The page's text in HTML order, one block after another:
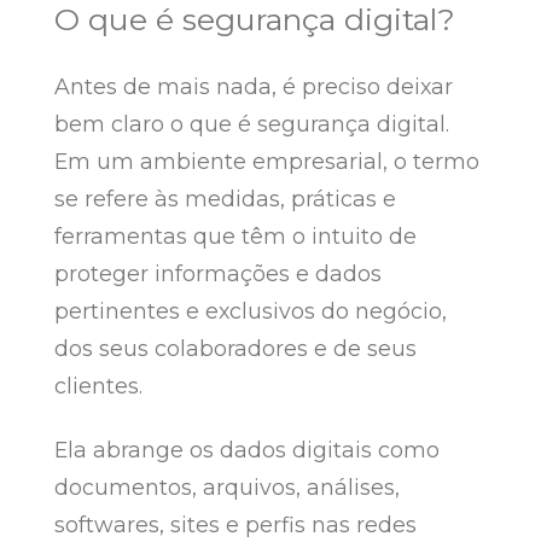
O que é segurança digital?
Antes de mais nada, é preciso deixar
bem claro o que é segurança digital.
Em um ambiente empresarial, o termo
se refere às medidas, práticas e
ferramentas que têm o intuito de
proteger informações e dados
pertinentes e exclusivos do negócio,
dos seus colaboradores e de seus
clientes.
Ela abrange os dados digitais como
documentos, arquivos, análises,
softwares, sites e perfis nas redes